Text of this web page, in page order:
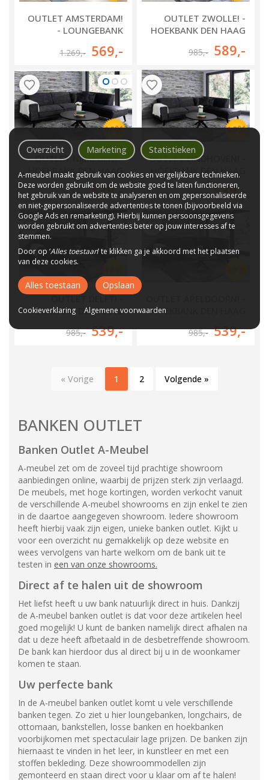
OUTLET AMSTERDAM!
- LOUNGEBANK
1.269,- 569,-
OUTLET ZWOLLE! -
HOEKBANK DEN HAAG
985,- 589,-
OUTLET NIJMEGEN! -
HOEKBANK DEN HAAG
985 ,- 539,-
OUTLET EINDHOVEN! -
HOEKBANK DEN HAAG
985,- 539,-
HOEKBANK DEN HAAG
985,- 539,-
HOEKBANK DEN HAAG
985,- 539,-
« Vorige 1 2 Volgende »
BANKEN OUTLET
Banken Outlet A-Meubel
A-meubel zet om de zoveel tijd prachtige showroom
aanbiedingen online, waarbij de prijzen sterk zijn verlaagd.
De meubels, met hoge kortingen, worden verkocht vanuit
de verschillende A-meubel showrooms en zijn enkel te zien
in de daartoe aangegeven showroom. Iedere showroom
heeft hierbij vaak zijn eigen, unieke banken outlet. Kijkt u
voor een overzicht nu gemakkelijk op deze website en
wees vervolgens van harte welkom om de bank uit te
testen in een van onze showrooms.
Direct af te halen uit de showroom
Het liefst heeft u uw bank natuurlijk direct in huis. Dankzij
de A-meubel banken outlet is dat voor deze artikelen heel
goed mogelijk! U kunt de banken namelijk direct afhalen na
dat u deze heeft afbetaald in de desbetreffende showroom.
De bank kan hierdoor dus al direct bij u in de woonkamer
komen te staan.
Uw perfecte bank
In de A-meubel banken outlet komt u vele verschillende
banken tegen. Zo ziet u hier loungebanken, longchairs, de
ottomaan, bankstellen, losse banken en hoekbanken
voorbijkomen met spectaculair lage prijzen. De banken zijn
hiernaast te vinden in het leer, in kunstleer en met een
stoffen bekleding. Deze showroommodellen zijn
gemonteerd en staan direct voor u klaar om af te halen!
Overzicht Marketing Statistieken
A-meubel maakt gebruik van cookies en vergelijkbare technieken.
Deze worden gebruikt om de website goed te laten functioneren,
het gebruik van de website te analyseren en om gepersonaliseerde
en niet-gepersonaliseerde advertenties te tonen (bijvoorbeeld via
Google Ads en remarketing). Hierbij kunnen persoonsgegevens
worden gebruikt om advertenties beter op jouw interesses af te
stemmen.
Door op ‘Alles toestaan’ te klikken ga je akkoord met het plaatsen
van deze cookies.
Alles toestaan Opslaan
Cookieverklaring Algemene voorwaarden